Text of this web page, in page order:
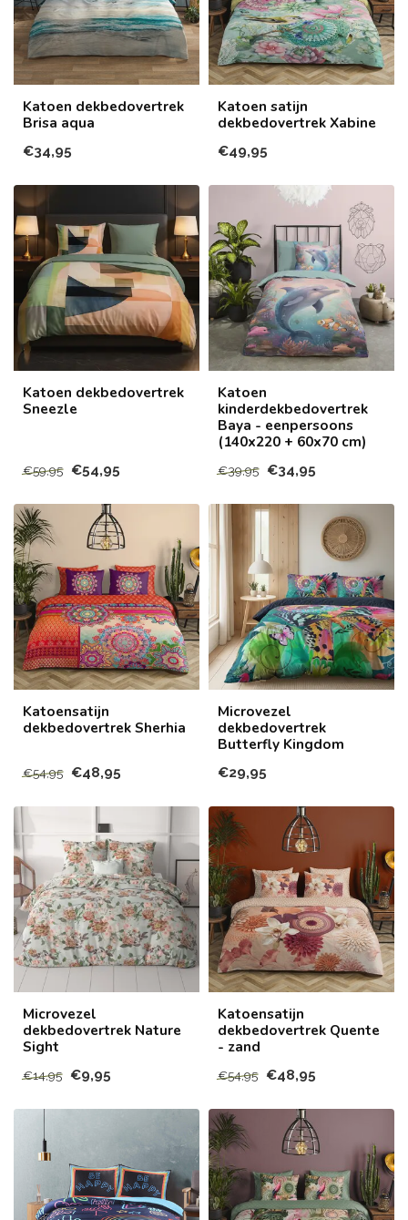
Katoen dekbedovertrek
Brisa aqua
€34,95
Katoen satijn
dekbedovertrek Xabine
€49,95
Katoen dekbedovertrek
Sneezle
€59,95 €54,95
Katoen
kinderdekbedovertrek
Baya - eenpersoons
(140x220 + 60x70 cm)
€39,95 €34,95
Katoensatijn
dekbedovertrek Sherhia
€54,95 €48,95
Microvezel
dekbedovertrek
Butterfly Kingdom
€29,95
Microvezel
dekbedovertrek Nature
Sight
€14,95 €9,95
Katoensatijn
dekbedovertrek Quente
- zand
€54,95 €48,95